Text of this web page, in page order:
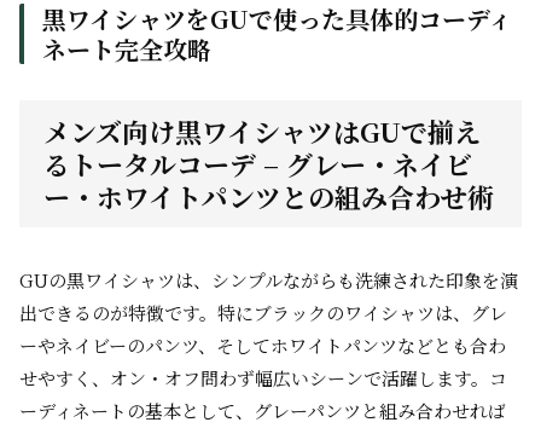
黒ワイシャツをGUで使った具体的コーディ
ネート完全攻略
メンズ向け黒ワイシャツはGUで揃え
るトータルコーデ – グレー・ネイビ
ー・ホワイトパンツとの組み合わせ術
GUの黒ワイシャツは、シンプルながらも洗練された印象を演
出できるのが特徴です。特にブラックのワイシャツは、グレ
ーやネイビーのパンツ、そしてホワイトパンツなどとも合わ
せやすく、オン・オフ問わず幅広いシーンで活躍します。コ
ーディネートの基本として、グレーパンツと組み合わせれば